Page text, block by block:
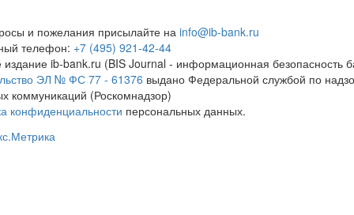
и пожелания присылайте на info@ib-bank.ru
телефон: +7 (495) 921-42-44
издание ib-bank.ru (BIS Journal - информационная безопасность
ЭЛ № ФС 77 - 61376 выдано Федеральной службой по
коммуникаций (Роскомнадзор)
конфиденциальности персональных данных.